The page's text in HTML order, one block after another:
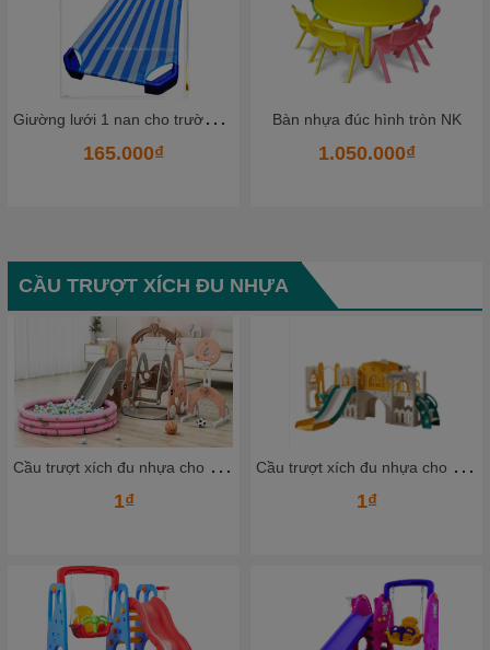
Bàn nhựa đúc hình tròn NK
1.050.000₫
G
hế nhựa đúc nhập khẩu màu tím
79.000₫
CẦU TRƯỢT XÍCH ĐU NHỰA
C
ầu trượt xích đu nhựa cho bé CTXDN09_ Dochoikinhbac
1₫
C
ầu trượt xích đu nhựa cho bé CTXDN07_ Dochoikinhbac
1₫